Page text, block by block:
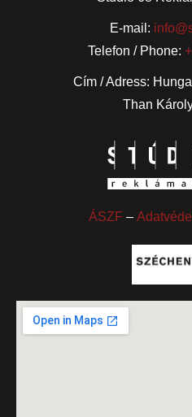
E-mail:
Telefon / Phone:
Cím / Adress:
Than
ÁSZF –